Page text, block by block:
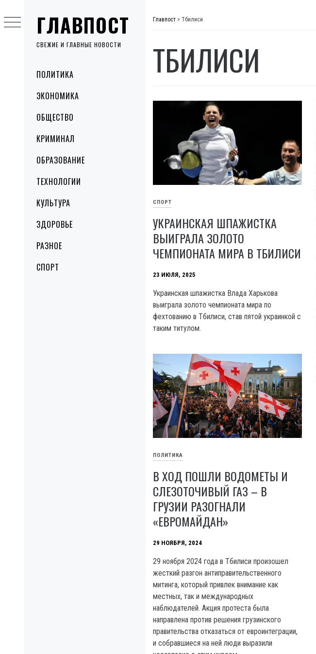
ГЛАВПОСТ
СВЕЖИЕ И ГЛАВНЫЕ НОВОСТИ
MenuПОЛИТИКА
ЭКОНОМИКА
ОБЩЕСТВО
КРИМИНАЛ
ОБРАЗОВАНИЕ
ТЕХНОЛОГИИ
КУЛЬТУРА
ЗДОРОВЬЕ
РАЗНОЕ
СПОРТ
to
content
Главпост > Тбилиси
ТБИЛИСИ
СПОРТ
УКРАИНСКАЯ ШПАЖИСТКА
ВЫИГРАЛА ЗОЛОТО
ЧЕМПИОНАТА МИРА В ТБИЛИСИ
23 ИЮЛЯ, 2025
Украинская шпажистка Влада Харькова
выиграла золото чемпионата мира по
фехтованию в Тбилиси, став пятой украинкой с
таким титулом.
ПОЛИТИКА
В ХОД ПОШЛИ ВОДОМЕТЫ И
СЛЕЗОТОЧИВЫЙ ГАЗ – В
ГРУЗИИ РАЗОГНАЛИ
«ЕВРОМАЙДАН»
29 НОЯБРЯ, 2024
29 ноября 2024 года в Тбилиси произошел
жесткий разгон антиправительственного
митинга, который привлек внимание как
местных, так и международных
наблюдателей. Акция протеста была
направлена против решения грузинского
правительства отказаться от евроинтеграции,
и собравшиеся на ней люди выразили